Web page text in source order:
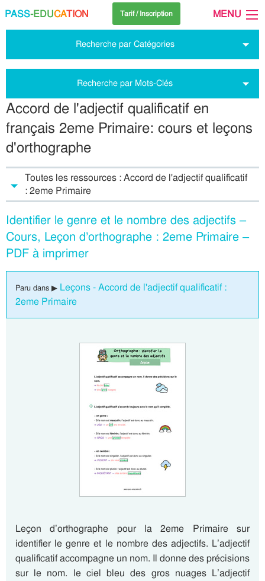
PASS-EDUCATION Tarif / Inscription MENU
Recherche par Catégories
Recherche par Mots-Clés
Accord de l'adjectif qualificatif en
français 2eme Primaire: cours et leçons
d'orthographe
Toutes les ressources : Accord de l'adjectif qualificatif
: 2eme Primaire
Identifier le genre et le nombre des adjectifs –
Cours, Leçon d’orthographe : 2eme Primaire –
PDF à imprimer
Paru dans ▶ Leçons - Accord de l'adjectif qualificatif :
2eme Primaire
Leçon d’orthographe pour la 2eme Primaire sur
identifier le genre et le nombre des adjectifs. L’adjectif
qualificatif accompagne un nom. Il donne des précisions
sur le nom. le ciel bleu des gros nuages L’adjectif